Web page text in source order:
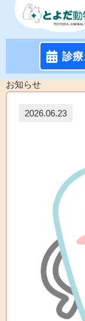
診
お知らせ
2026.06.23